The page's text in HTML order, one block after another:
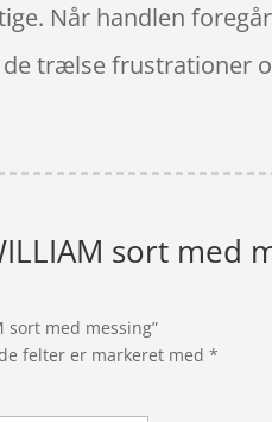
Når handlen
trælse frustrationer
sort med
sort med messing”
felter er markeret med*